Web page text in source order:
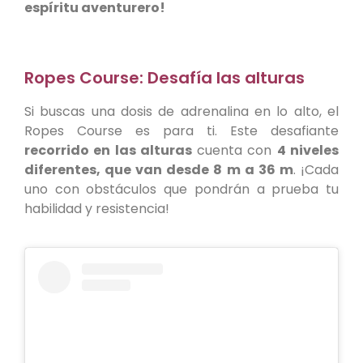
espíritu aventurero!
Ropes Course: Desafía las alturas
Si buscas una dosis de adrenalina en lo alto, el
Ropes Course es para ti. Este desafiante
recorrido en las alturascuenta con 4 niveles
diferentes, que van desde 8 m a 36 m. ¡Cada
uno con obstáculos que pondrán a prueba tu
habilidad y resistencia!